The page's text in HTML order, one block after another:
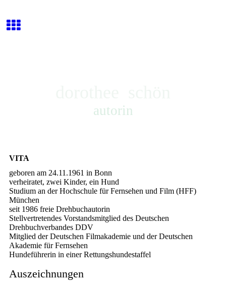
autorin
VITA
geboren am 24.11.1961 in Bonn
verheiratet, zwei Kinder, ein Hund
Studium an der Hochschule für Fernsehen und Film (HFF)
München
seit 1986 freie Drehbuchautorin
Stellvertretendes Vorstandsmitglied des Deutschen
Drehbuchverbandes DDV
Mitglied der Deutschen Filmakademie und der Deutschen
Akademie für Fernsehen
Hundeführerin in einer Rettungshundestaffel
Auszeichnungen